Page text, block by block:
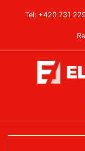
Tel: +420 731